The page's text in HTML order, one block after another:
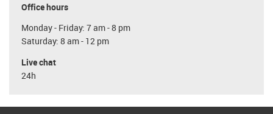
Office hours
Monday - Friday: 7 am - 8 pm
Saturday: 8 am - 12 pm
Live chat
24h